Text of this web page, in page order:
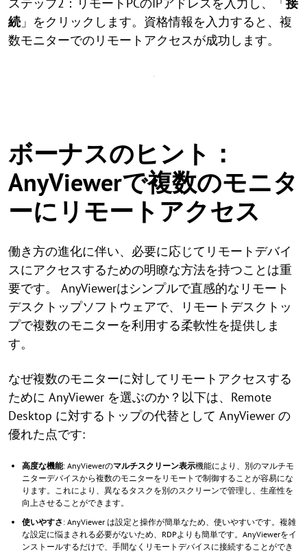
続 」をクリックします。資格情報を入力すると、複
数モニターでのリモートアクセスが成功します。
ボーナスのヒント：
AnyViewerで複数のモニタ
ーにリモートアクセス
働き方の進化に伴い、必要に応じてリモートデバイ
スにアクセスするための明瞭な方法を持つことは重
要です。 AnyViewerはシンプルで直感的なリモート
デスクトップソフトウェアで、リモートデスクトッ
プで複数のモニターを利用する柔軟性を提供しま
す。
なぜ複数のモニターに対してリモートアクセスする
ために AnyViewer を選ぶのか？以下は、Remote
Desktop に対するトップの代替として AnyViewer の
優れた点です:
高度な機能: AnyViewerのマルチスクリーン表示機能により、別のマルチモ
ニターデバイスから複数のモニターをリモートで制御することが容易にな
ります。これにより、異なるタスクを別のスクリーンで管理し、生産性を
向上させることができます。
使いやすさ : AnyViewer は設定と操作が簡単なため、使いやすいです。複雑
な設定に悩まされる必要がないため、RDPよりも簡単です。AnyViewerをイ
ンストールするだけで、手間なくリモートデバイスに接続することができ